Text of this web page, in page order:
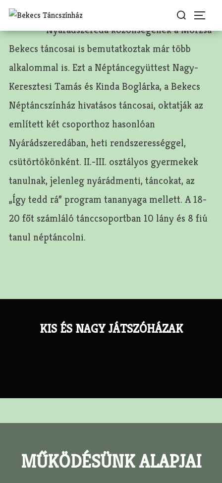
Skip
content
for:
Nyárádszereda közönségének a Morzsa
Bekecs táncosai is bemutatkoztak már több
alkalommal is. Ezt a Néptáncegyüttest Nagy-
Keresztesi Tamás és Kinda Boglárka, a Bekecs
Néptáncszínház hivatásos táncosai, oktatják az
említett két csoporthoz hasonlóan
Nyárádszeredában, heti rendszerességgel,
csütörtökönként. II.-III. osztályos gyermekek
tanulnak, jelenleg nyárádmenti, táncokat, az
„Így tedd rá” program tananyaga mellett. A 18-
20 főt számláló tánccsoportban 10 lány és 8 fiú
tanul néptáncolni.
Navigáció
Previous
KIS ÉS NAGY JÁTSZÓHÁZAK
MŰKÖDÉSÜNK ALAPJAI